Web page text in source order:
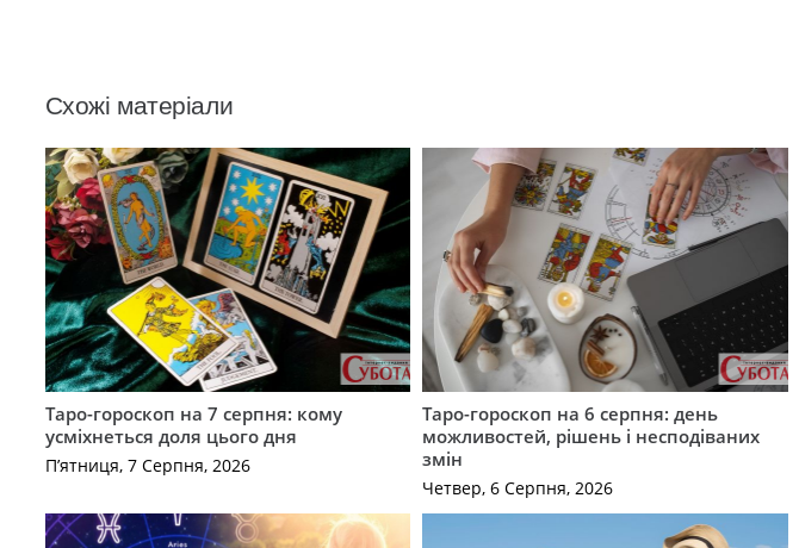
Схожі матеріали
Таро-гороскоп на 7 серпня: кому
усміхнеться доля цього дня
П’ятниця, 7 Серпня, 2026
Таро-гороскоп на 6 серпня: день
можливостей, рішень і несподіваних
змін
Четвер, 6 Серпня, 2026